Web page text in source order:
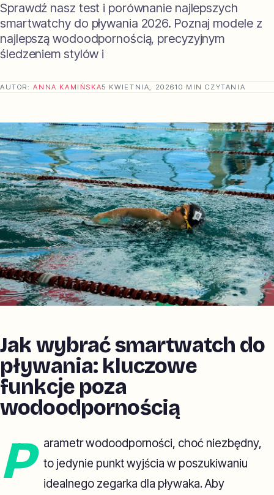
Sprawdź nasz test i porównanie najlepszych
smartwatchy do pływania 2026. Poznaj modele z
najlepszą wodoodpornością, precyzyjnym
śledzeniem stylów i
AUTOR:ANNA KAMIŃSKA5 KWIETNIA, 202610 MIN CZYTANIA
Jak wybrać smartwatch do
pływania: kluczowe
funkcje poza
wodoodpornością
P
arametr wodoodporności, choć niezbędny,
to jedynie punkt wyjścia w poszukiwaniu
idealnego zegarka dla pływaka. Aby